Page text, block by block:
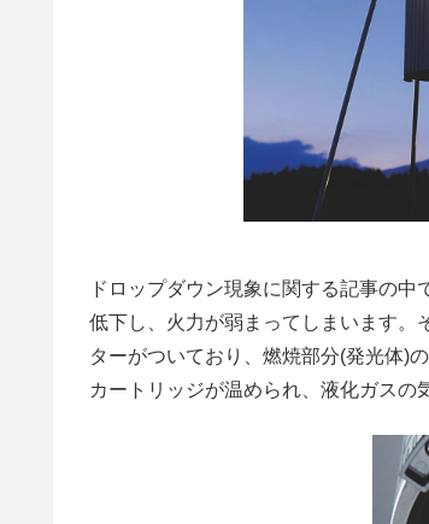
ドロップダウン現象に関する記事の
低下し、火力が弱まってしまいます。
ターがついており、燃焼部分(発光体)
カートリッジが温められ、液化ガスの